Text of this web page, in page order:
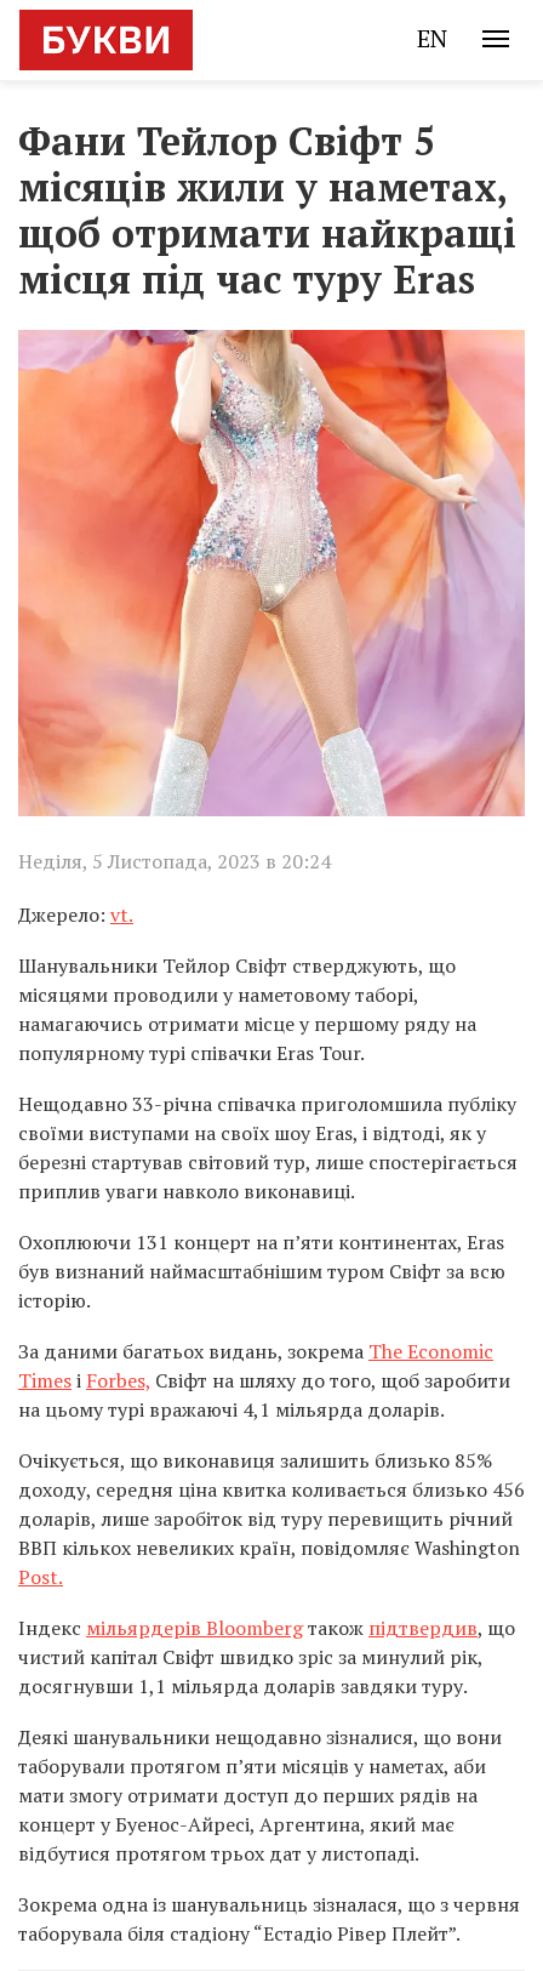
EN
Фани Тейлор Свіфт 5
місяців жили у наметах,
щоб отримати найкращі
місця під час туру Eras
Неділя, 5 Листопада, 2023 в 20:24
Джерело: vt.
Шанувальники Тейлор Свіфт стверджують, що
місяцями проводили у наметовому таборі,
намагаючись отримати місце у першому ряду на
популярному турі співачки Eras Tour.
Нещодавно 33-річна співачка приголомшила публіку
своїми виступами на своїх шоу Eras, і відтоді, як у
березні стартував світовий тур, лише спостерігається
приплив уваги навколо виконавиці.
Охоплюючи 131 концерт на п’яти континентах, Eras
був визнаний наймасштабнішим туром Свіфт за всю
історію.
За даними багатьох видань, зокрема The Economic
Timesі Forbes, Свіфт на шляху до того, щоб заробити
на цьому турі вражаючі 4,1 мільярда доларів.
Очікується, що виконавиця залишить близько 85%
доходу, середня ціна квитка коливається близько 456
доларів, лише заробіток від туру перевищить річний
ВВП кількох невеликих країн, повідомляє Washington
Post.
Індекс мільярдерів Bloombergтакож підтвердив, що
чистий капітал Свіфт швидко зріс за минулий рік,
досягнувши 1,1 мільярда доларів завдяки туру.
Деякі шанувальники нещодавно зізналися, що вони
таборували протягом п’яти місяців у наметах, аби
мати змогу отримати доступ до перших рядів на
концерт у Буенос-Айресі, Аргентина, який має
відбутися протягом трьох дат у листопаді.
Зокрема одна із шанувальниць зізналася, що з червня
таборувала біля стадіону “Естадіо Рівер Плейт”.